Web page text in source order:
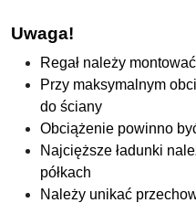
Uwaga!
Regał należy
Przy maksymalnym
do ściany
Obciążenie powinno
Najcięższe ładunki
półkach
Należy unikać